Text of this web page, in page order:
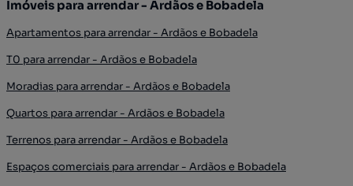
Imóveis para arrendar - Ardãos e Bobadela
Apartamentos para arrendar - Ardãos e Bobadela
T0 para arrendar - Ardãos e Bobadela
Moradias para arrendar - Ardãos e Bobadela
Quartos para arrendar - Ardãos e Bobadela
Terrenos para arrendar - Ardãos e Bobadela
Espaços comerciais para arrendar - Ardãos e Bobadela